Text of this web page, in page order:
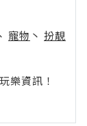
寵物 丶 扮靚
樂資訊！